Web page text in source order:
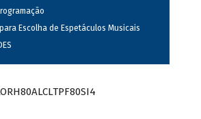
Escolha de Espetáculos Musicais